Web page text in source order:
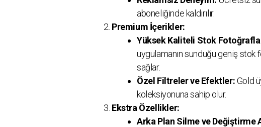
aboneliğinde kaldırılır.
Premium İçerikler:
Yüksek Kaliteli Stok
uygulamanın sunduğu geniş
sağlar.
Özel Filtreler ve Efektler:Gold
koleksiyonuna sahip olur.
Ekstra Özellikler:
Arka Plan Silme ve Değiştirme